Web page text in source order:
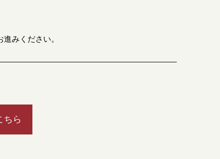
みください。
ちら